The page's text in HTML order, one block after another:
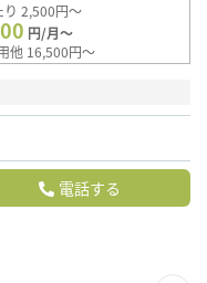
り 2,500円～
円/月～
他 16,500円～
電話する